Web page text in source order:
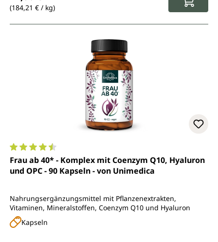
(184,21 € / kg)
Durchschnittliche Bewertung von 4.4 von 5 Sternen
Frau ab 40* - Komplex mit Coenzym Q10, Hyaluron
und OPC - 90 Kapseln - von Unimedica
Nahrungsergänzungsmittel mit Pflanzenextrakten,
Vitaminen, Mineralstoffen, Coenzym Q10 und Hyaluron
Kapseln